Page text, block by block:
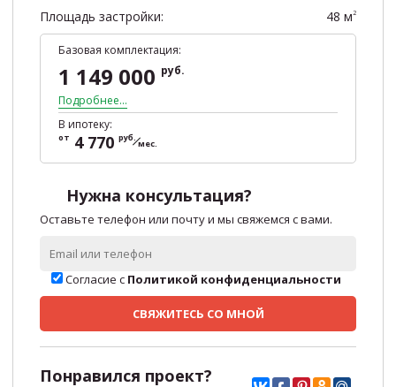
Площадь застройки: 48 м 2
Базовая комплектация:
1 149 000 руб.
Подробнее...
В ипотеку:
от 4 770 руб.
мес.
Нужна консультация?
Оставьте телефон или почту и мы свяжемся с вами.
Согласие с Политикой конфиденциальности
СВЯЖИТЕСЬ СО МНОЙ
Понравился проект?